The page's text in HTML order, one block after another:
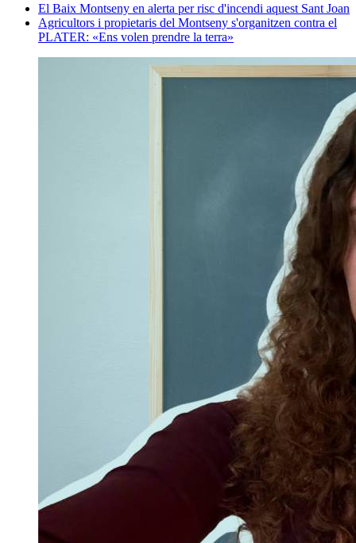
El Baix Montseny en alerta per risc d'incendi aquest Sant Joan
Agricultors i propietaris del Montseny s'organitzen contra el
PLATER: «Ens volen prendre la terra»